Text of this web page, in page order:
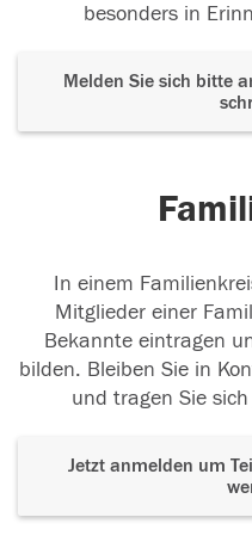
besonders in
Melden Sie sich bitte
In einem
Mitglieder einer
Bekannte eintragen
bilden. Bleiben Sie in
und tragen Sie
Jetzt anmelden um